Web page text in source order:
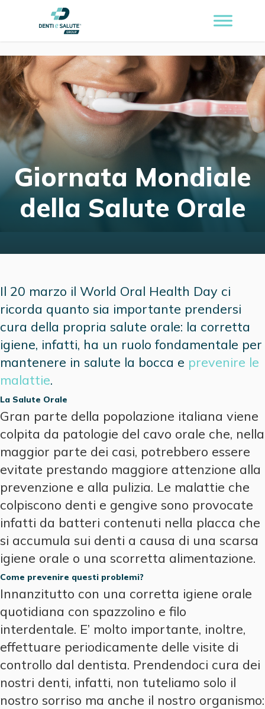
Giornata Mondiale
della Salute Orale
Il 20 marzo il World Oral Health Day ci
ricorda quanto sia importante prendersi
cura della propria salute orale: la corretta
igiene, infatti, ha un ruolo fondamentale per
mantenere in salute la bocca e prevenire le
malattie.
La Salute Orale
Gran parte della popolazione italiana viene
colpita da patologie del cavo orale che, nella
maggior parte dei casi, potrebbero essere
evitate prestando maggiore attenzione alla
prevenzione e alla pulizia. Le malattie che
colpiscono denti e gengive sono provocate
infatti da batteri contenuti nella placca che
si accumula sui denti a causa di una scarsa
igiene orale o una scorretta alimentazione.
Come prevenire questi problemi?
Innanzitutto con una corretta igiene orale
quotidiana con spazzolino e filo
interdentale. E’ molto importante, inoltre,
effettuare periodicamente delle visite di
controllo dal dentista. Prendendoci cura dei
nostri denti, infatti, non tuteliamo solo il
nostro sorriso ma anche il nostro organismo: